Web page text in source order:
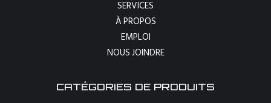
SERVICES
À PROPOS
EMPLOI
NOUS JOINDRE
CATÉGORIES DE PRODUITS